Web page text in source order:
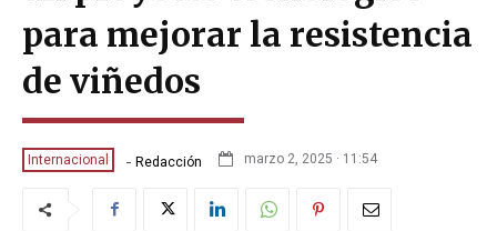
para mejorar la resistencia
de viñedos
Internacional - Redacción marzo 2, 2025 · 11:54